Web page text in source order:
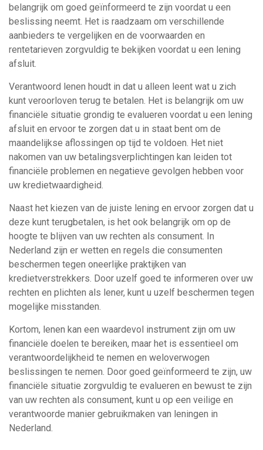
belangrijk om goed geïnformeerd te zijn voordat u een
beslissing neemt. Het is raadzaam om verschillende
aanbieders te vergelijken en de voorwaarden en
rentetarieven zorgvuldig te bekijken voordat u een lening
afsluit.
Verantwoord lenen houdt in dat u alleen leent wat u zich
kunt veroorloven terug te betalen. Het is belangrijk om uw
financiële situatie grondig te evalueren voordat u een lening
afsluit en ervoor te zorgen dat u in staat bent om de
maandelijkse aflossingen op tijd te voldoen. Het niet
nakomen van uw betalingsverplichtingen kan leiden tot
financiële problemen en negatieve gevolgen hebben voor
uw kredietwaardigheid.
Naast het kiezen van de juiste lening en ervoor zorgen dat u
deze kunt terugbetalen, is het ook belangrijk om op de
hoogte te blijven van uw rechten als consument. In
Nederland zijn er wetten en regels die consumenten
beschermen tegen oneerlijke praktijken van
kredietverstrekkers. Door uzelf goed te informeren over uw
rechten en plichten als lener, kunt u uzelf beschermen tegen
mogelijke misstanden.
Kortom, lenen kan een waardevol instrument zijn om uw
financiële doelen te bereiken, maar het is essentieel om
verantwoordelijkheid te nemen en weloverwogen
beslissingen te nemen. Door goed geïnformeerd te zijn, uw
financiële situatie zorgvuldig te evalueren en bewust te zijn
van uw rechten als consument, kunt u op een veilige en
verantwoorde manier gebruikmaken van leningen in
Nederland.